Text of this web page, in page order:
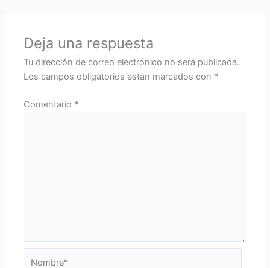
Deja una respuesta
Tu dirección de correo electrónico no será publicada.
Los campos obligatorios están marcados con *
Comentario *